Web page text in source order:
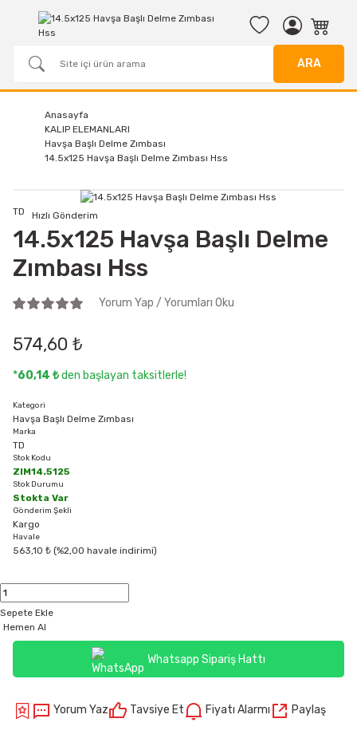
ARA
Anasayfa
KALIP ELEMANLARI
Havşa Başlı Delme Zımbası
14.5x125 Havşa Başlı Delme Zımbası Hss
Hızlı Gönderim
TD
14.5x125 Havşa Başlı Delme
Zımbası Hss
Yorum Yap / Yorumları Oku
574,60 ₺
*60,14 ₺den başlayan taksitlerle!
Kategori
Havşa Başlı Delme Zımbası
Marka
TD
Stok Kodu
ZIM14.5125
Stok Durumu
Stokta Var
Gönderim Şekli
Kargo
Havale
563,10 ₺ (%2,00 havale indirimi)
Sepete Ekle
Hemen Al
Whatsapp Sipariş Hattı
Yorum Yaz Tavsiye Et Fiyatı Alarmı Paylaş